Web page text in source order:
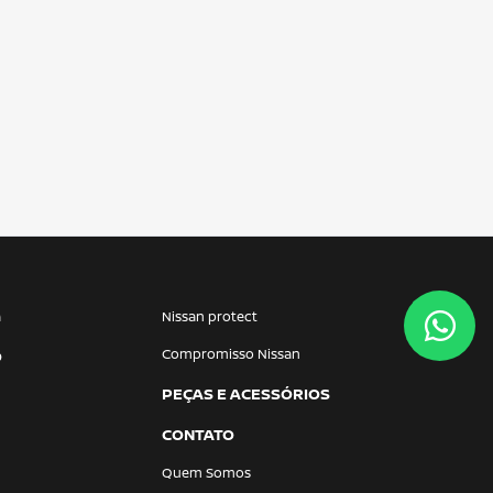
Nissan protect
Compromisso Nissan
PEÇAS E ACESSÓRIOS
CONTATO
Quem Somos